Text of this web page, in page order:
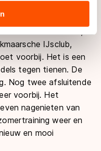
doorgeven aan
waar mogelijk geen
volgens de GDPR.
u in met deze
u in onscookiebeleid.
de hele zaal. Leden,
IJsclub,
voorbij. Het is een
tegen tienen. De
Nog twee afsluitende
voorbij. Het
nagenieten van
weer en
en mooi